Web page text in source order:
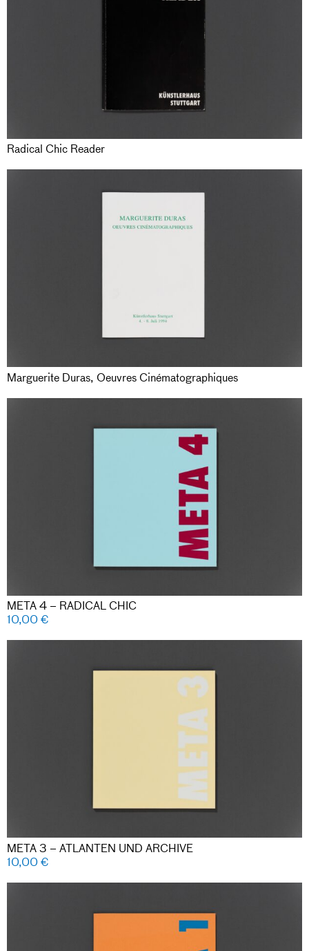
Radical Chic Reader
Marguerite Duras, Oeuvres Cinématographiques
META 4 – RADICAL CHIC
10,00€
META 3 – ATLANTEN UND ARCHIVE
10,00€